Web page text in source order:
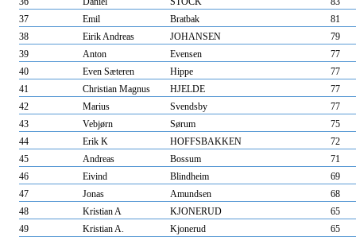
37
Emil Bratbak
81
38
Eirik Andreas JOHANSEN
79
39
Anton Evensen
77
40
Even Sæteren Hippe
77
41
Christian Magnus HJELDE
77
42
Marius Svendsby
77
43
Vebjørn Sørum
75
44
Erik K HOFFSBAKKEN
72
45
Andreas Bossum
71
46
Eivind Blindheim
69
47
Jonas Amundsen
68
48
Kristian A KJONERUD
65
49
Kristian A. Kjonerud
65